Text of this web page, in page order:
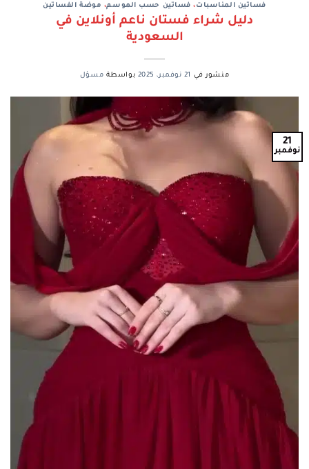
فساتين المناسبات، فساتين حسب الموسم، موضة الفساتين
دليل شراء فستان ناعم أونلاين في
السعودية
منشور في 21 نوفمبر، 2025 بواسطة مسؤل
21
نوفمبر